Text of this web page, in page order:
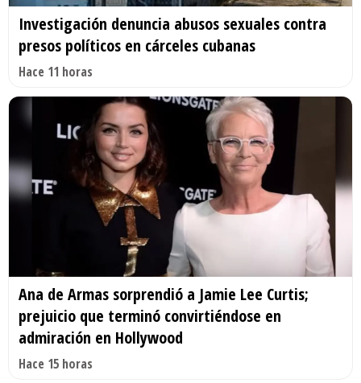
Investigación denuncia abusos sexuales contra
presos políticos en cárceles cubanas
Hace 11 horas
Ana de Armas sorprendió a Jamie Lee Curtis;
prejuicio que terminó convirtiéndose en
admiración en Hollywood
Hace 15 horas